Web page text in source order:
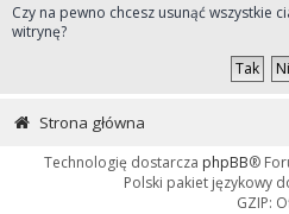
Czy na pewno chcesz usunąć wszystkie
witrynę?
Strona główna
Technologię dostarcza phpBB®
Polski pakiet językowy
GZIP: